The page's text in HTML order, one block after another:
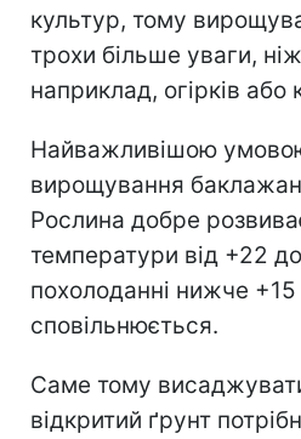
культур, тому
трохи більше уваги,
наприклад, огірків або
Найважливішою
вирощування
Рослина добре
температури від +22
похолоданні нижче +15
сповільнюється.
Саме тому
відкритий ґрунт